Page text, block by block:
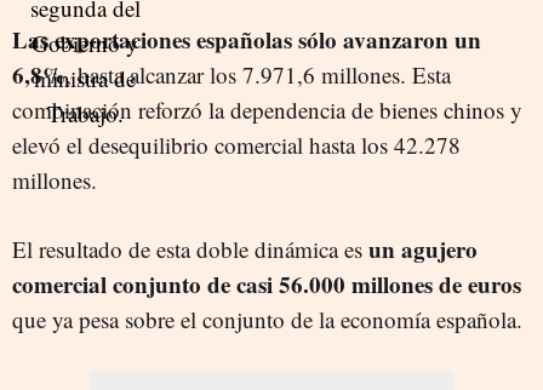
Las exportaciones españolas sólo avanzaron un
6,8%, hasta alcanzar los 7.971,6 millones. Esta
combinación reforzó la dependencia de bienes chinos y
elevó el desequilibrio comercial hasta los 42.278
millones.
El resultado de esta doble dinámica es un agujero
comercial conjunto de casi 56.000 millones de euros
que ya pesa sobre el conjunto de la economía española.